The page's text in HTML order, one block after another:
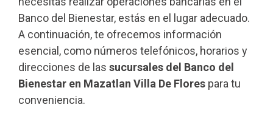
Banco del Bienestar, estás en el lugar adecuado.
A continuación, te ofrecemos información
esencial, como números telefónicos, horarios y
direcciones de las sucursales del Banco del
Bienestar en Mazatlan Villa De Flores para tu
conveniencia.